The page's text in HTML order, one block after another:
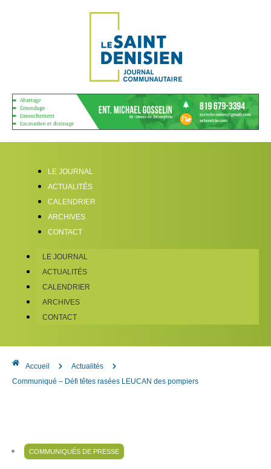
LE JOURNAL
ACTUALITÉS
CALENDRIER
ARCHIVES
CONTACT
LE JOURNAL
ACTUALITÉS
CALENDRIER
ARCHIVES
CONTACT
Accueil
Actualités
Communiqué – Défi têtes rasées LEUCAN des pompiers
COMMUNIQUÉS DE PRESSE